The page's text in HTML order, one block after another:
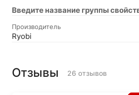
Введите название группы
Производитель
Ryobi
Отзывы 26 отзывов